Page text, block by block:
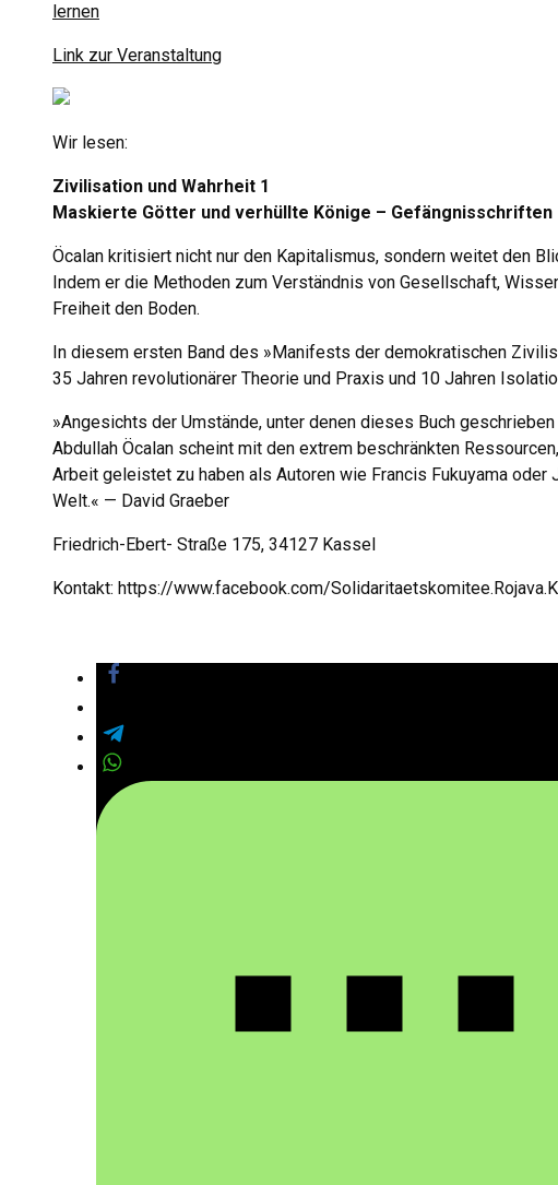
lernen
Link zur Veranstaltung
Wir lesen:
Zivilisation und Wahrheit 1
Maskierte Götter und verhüllte Könige – Gefängnisschriften
Öcalan kritisiert nicht nur den Kapitalismus, sondern weitet den
Indem er die Methoden zum Verständnis von Gesellschaft,
Freiheit den Boden.
In diesem ersten Band des »Manifests der demokratischen
35 Jahren revolutionärer Theorie und Praxis und 10 Jahren
»Angesichts der Umstände, unter denen dieses Buch
Abdullah Öcalan scheint mit den extrem beschränkten
Arbeit geleistet zu haben als Autoren wie Francis Fukuyama
Welt.« — David Graeber
Friedrich-Ebert- Straße 175, 34127 Kassel
Kontakt: https://www.facebook.com/